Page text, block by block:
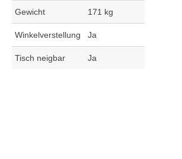
Gewicht 171 kg
Winkelverstellung Ja
Tisch neigbar Ja